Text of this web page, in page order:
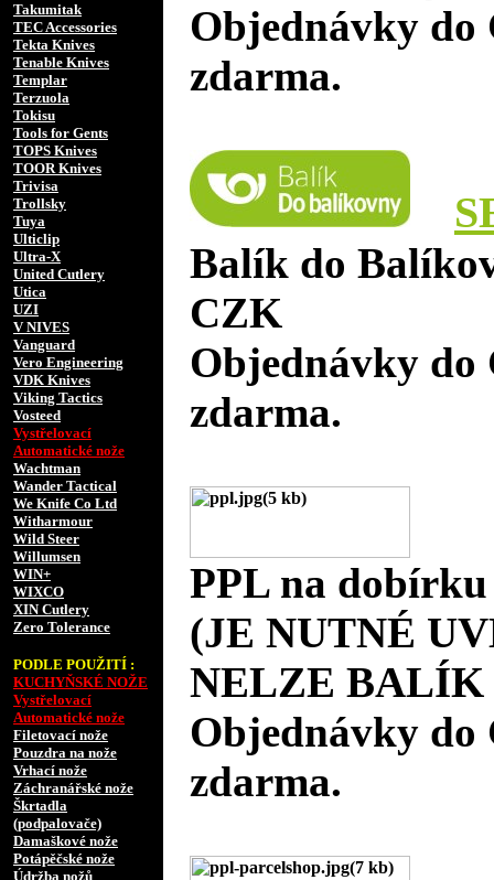
Takumitak
TEC Accessories
Tekta Knives
Tenable Knives
Templar
Terzuola
Tokisu
Tools for Gents
TOPS Knives
TOOR Knives
Trivisa
Trollsky
Tuya
Ulticlip
Ultra-X
United Cutlery
Utica
UZI
V NIVES
Vanguard
Vero Engineering
VDK Knives
Viking Tactics
Vosteed
Vystřelovací
Automatické nože
Wachtman
Wander Tactical
We Knife Co Ltd
Witharmour
Wild Steer
Willumsen
WIN+
WIXCO
XIN Cutlery
Zero Tolerance
PODLE POUŽITÍ :
KUCHYŇSKÉ NOŽE
Vystřelovací
Automatické nože
Filetovací nože
Pouzdra na nože
Vrhací nože
Záchranářské nože
Škrtadla
(podpalovače)
Damaškové nože
Potápěčské nože
Údržba nožů
Objednávky do
zdarma.
Balík do
CZK
Objednávky do
zdarma.
PPL na
(JE NUTNÉ
NELZE BALÍK
Objednávky do
zdarma.